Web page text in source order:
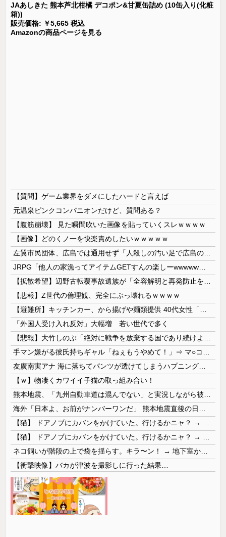
JAあしきた 熊本芦北柑橘 デコポン&甘夏缶詰め (10缶入り(化粧
箱))
販売価格: ￥5,665 税込
Amazonの商品ページを見る
【質問】ゲーム業界をダメにしたハードと言えば
元温泉ピンクコンパニオンだけど、質問ある？
【腹筋崩壊】 見た瞬間吹いた画像を貼っていくスレｗｗｗｗ
【画像】どのくノ一を快楽責めしたいｗｗｗｗｗ
【悲報】Z世代の倫理観、完全にぶっ壊れるｗｗｗｗ
「外国人受け入れ反対」大幅増 若い世代で多く
【ｗ】物凄くカワイイ子猫の取っ組み合い！
【衝撃映像】バカが津波を撮影しに行った結果…